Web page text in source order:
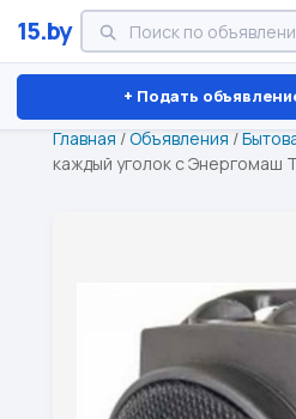
15.by
+ Подать
Минск Витебск Брест
Главная /Объявления /
каждый уголок с